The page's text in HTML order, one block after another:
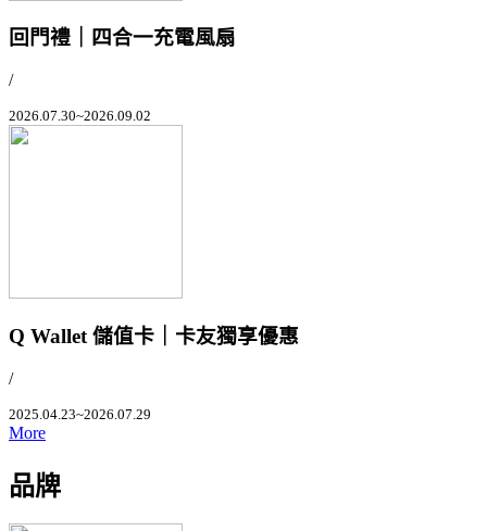
回門禮｜四合一充電風扇
/
2026.07.30~2026.09.02
Q Wallet 儲值卡｜卡友獨享優惠
/
2025.04.23~2026.07.29
More
品牌